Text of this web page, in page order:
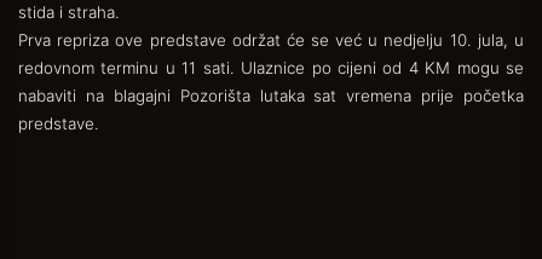
stida i straha.
Prva repriza ove predstave održat će se već u nedjelju 10. jula, u
redovnom terminu u 11 sati. Ulaznice po cijeni od 4 KM mogu se
nabaviti na blagajni Pozorišta lutaka sat vremena prije početka
predstave.